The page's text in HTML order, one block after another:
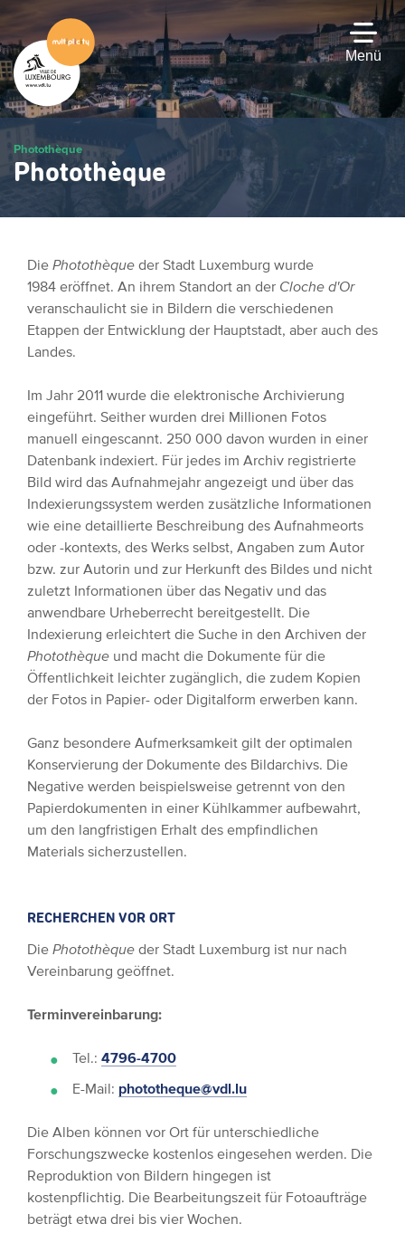
Hauptinhalt
gehen
Menü
Photothèque
Photothèque
Die Photothèque der Stadt Luxemburg wurde
1984 eröffnet. An ihrem Standort an der Cloche d'Or
veranschaulicht sie in Bildern die verschiedenen
Etappen der Entwicklung der Hauptstadt, aber auch des
Landes.
Im Jahr 2011 wurde die elektronische Archivierung
eingeführt. Seither wurden drei Millionen Fotos
manuell eingescannt. 250 000 davon wurden in einer
Datenbank indexiert. Für jedes im Archiv registrierte
Bild wird das Aufnahmejahr angezeigt und über das
Indexierungssystem werden zusätzliche Informationen
wie eine detaillierte Beschreibung des Aufnahmeorts
oder -kontexts, des Werks selbst, Angaben zum Autor
bzw. zur Autorin und zur Herkunft des Bildes und nicht
zuletzt Informationen über das Negativ und das
anwendbare Urheberrecht bereitgestellt. Die
Indexierung erleichtert die Suche in den Archiven der
Photothèque und macht die Dokumente für die
Öffentlichkeit leichter zugänglich, die zudem Kopien
der Fotos in Papier- oder Digitalform erwerben kann.
Ganz besondere Aufmerksamkeit gilt der optimalen
Konservierung der Dokumente des Bildarchivs. Die
Negative werden beispielsweise getrennt von den
Papierdokumenten in einer Kühlkammer aufbewahrt,
um den langfristigen Erhalt des empfindlichen
Materials sicherzustellen.
RECHERCHEN VOR ORT
Die Photothèque der Stadt Luxemburg ist nur nach
Vereinbarung geöffnet.
Terminvereinbarung:
Tel.: 4796-4700
E-Mail: phototheque@vdl.lu
Die Alben können vor Ort für unterschiedliche
Forschungszwecke kostenlos eingesehen werden. Die
Reproduktion von Bildern hingegen ist
kostenpflichtig. Die Bearbeitungszeit für Fotoaufträge
beträgt etwa drei bis vier Wochen.